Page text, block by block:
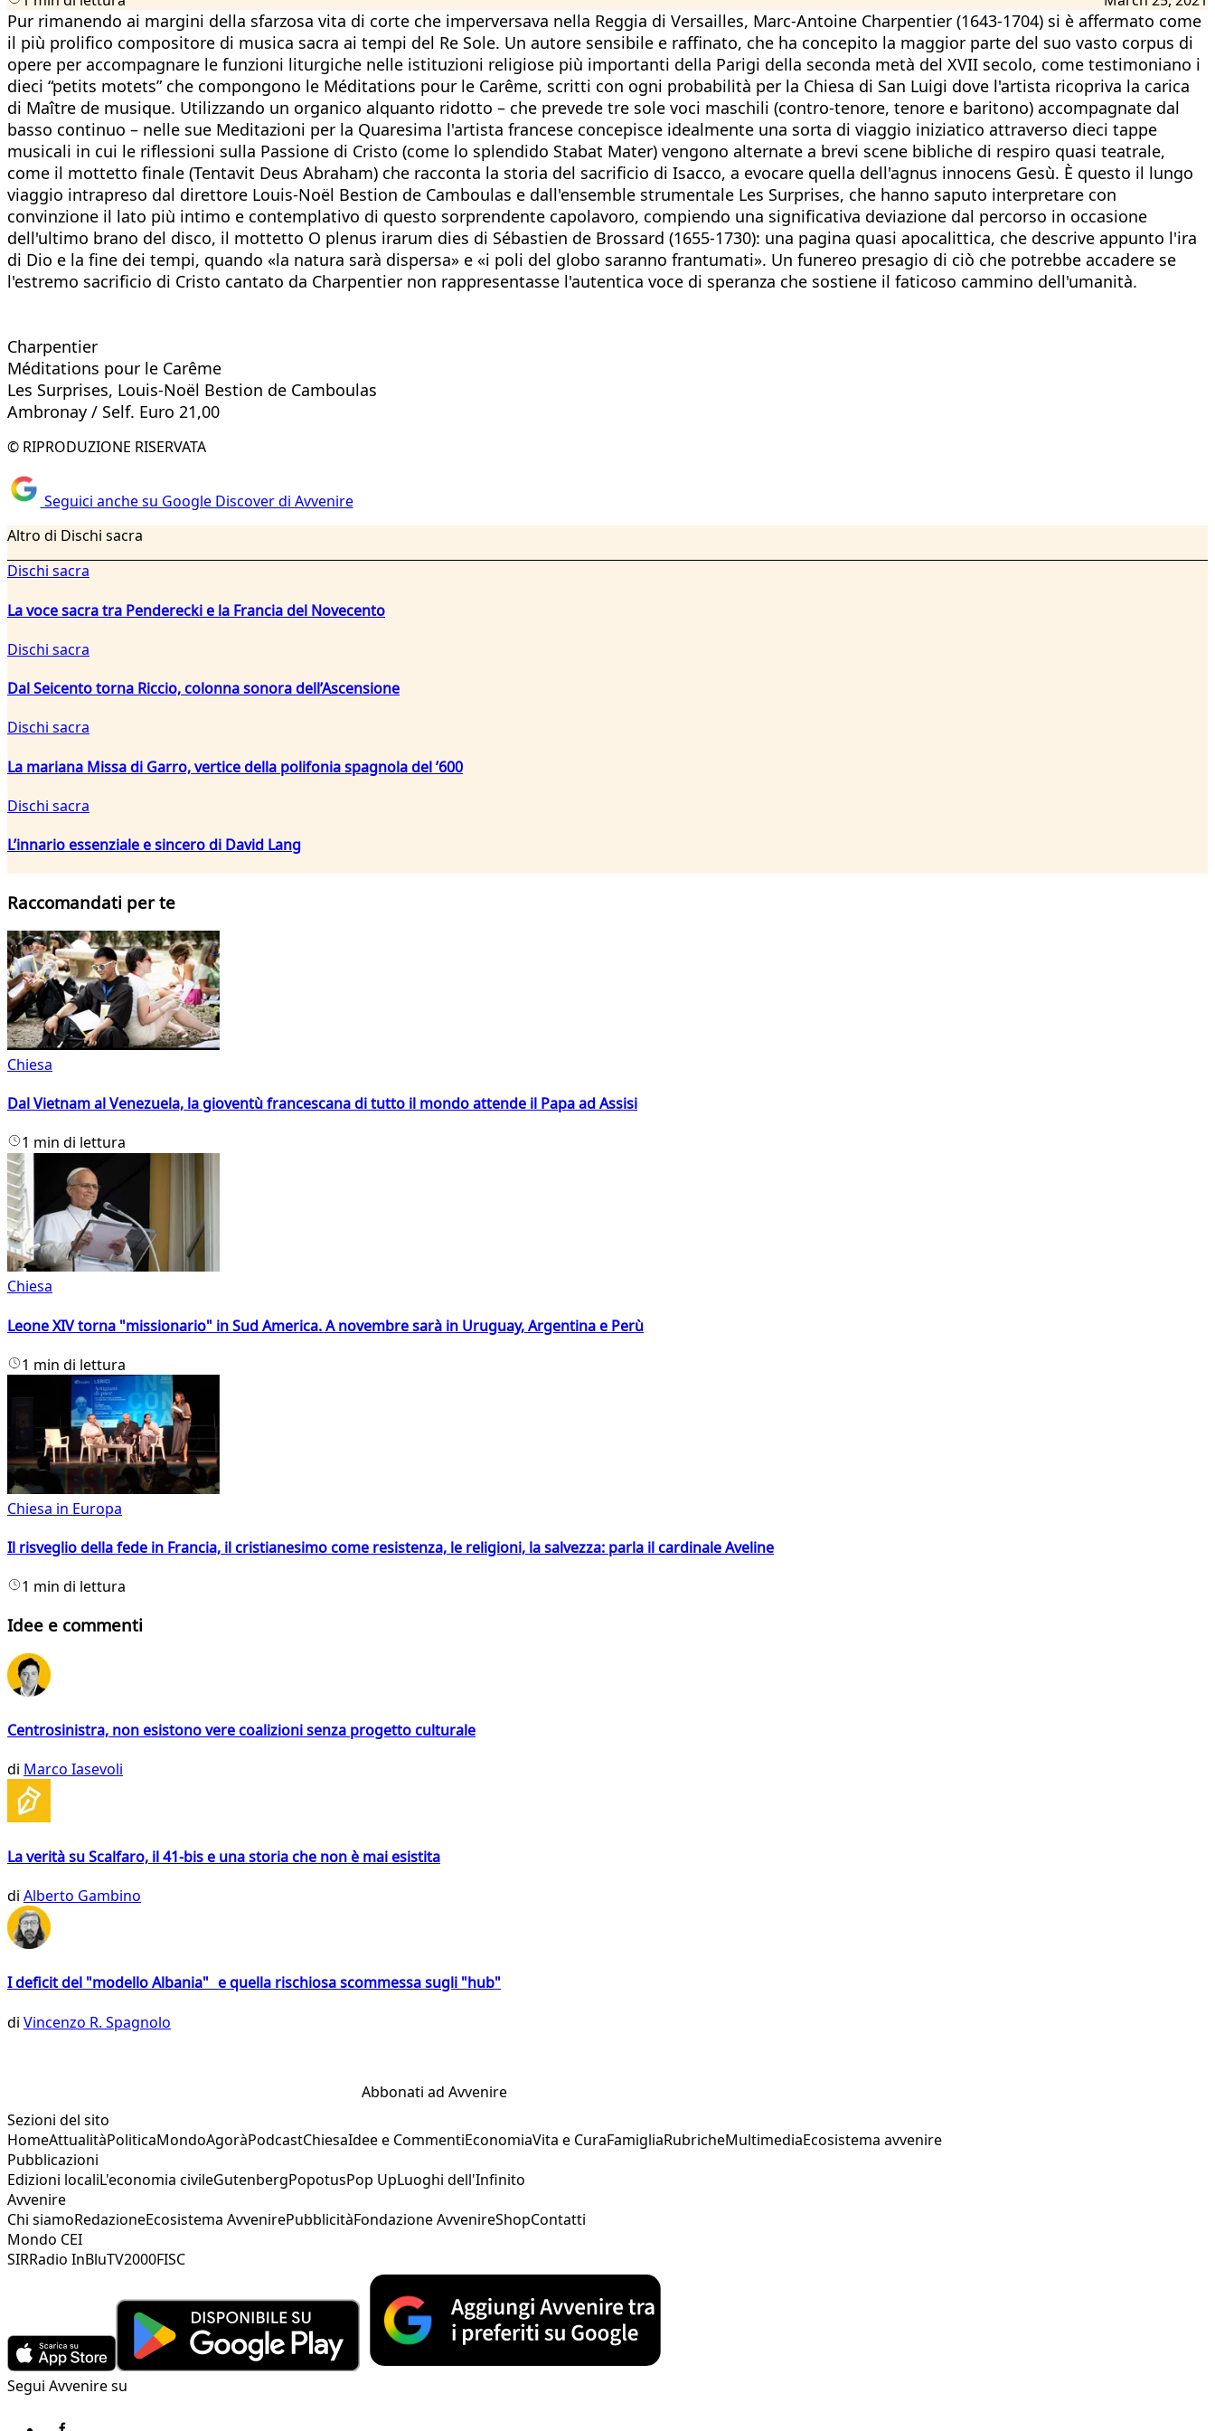
Pur rimanendo ai margini della sfarzosa vita di corte che imperversava nella Reggia di Versailles, Marc-Antoine Charpentier (1643-1704) si è affermato come
il più prolifico compositore di musica sacra ai tempi del Re Sole. Un autore sensibile e raffinato, che ha concepito la maggior parte del suo vasto corpus di
opere per accompagnare le funzioni liturgiche nelle istituzioni religiose più importanti della Parigi della seconda metà del XVII secolo, come testimoniano i
dieci “petits motets” che compongono le Méditations pour le Carême, scritti con ogni probabilità per la Chiesa di San Luigi dove l'artista ricopriva la carica
di Maître de musique. Utilizzando un organico alquanto ridotto – che prevede tre sole voci maschili (contro-tenore, tenore e baritono) accompagnate dal
basso continuo – nelle sue Meditazioni per la Quaresima l'artista francese concepisce idealmente una sorta di viaggio iniziatico attraverso dieci tappe
musicali in cui le riflessioni sulla Passione di Cristo (come lo splendido Stabat Mater) vengono alternate a brevi scene bibliche di respiro quasi teatrale,
come il mottetto finale (Tentavit Deus Abraham) che racconta la storia del sacrificio di Isacco, a evocare quella dell'agnus innocens Gesù. È questo il lungo
viaggio intrapreso dal direttore Louis-Noël Bestion de Camboulas e dall'ensemble strumentale Les Surprises, che hanno saputo interpretare con
convinzione il lato più intimo e contemplativo di questo sorprendente capolavoro, compiendo una significativa deviazione dal percorso in occasione
dell'ultimo brano del disco, il mottetto O plenus irarum dies di Sébastien de Brossard (1655-1730): una pagina quasi apocalittica, che descrive appunto l'ira
di Dio e la fine dei tempi, quando «la natura sarà dispersa» e «i poli del globo saranno frantumati». Un funereo presagio di ciò che potrebbe accadere se
l'estremo sacrificio di Cristo cantato da Charpentier non rappresentasse l'autentica voce di speranza che sostiene il faticoso cammino dell'umanità.
Charpentier
Méditations pour le Carême
Les Surprises, Louis-Noël Bestion de Camboulas
Ambronay / Self. Euro 21,00
© RIPRODUZIONE RISERVATA
Seguici anche su Google Discover di Avvenire
Altro di Dischi sacra
Dischi sacra
La voce sacra tra Penderecki e la Francia del Novecento
Dischi sacra
Dal Seicento torna Riccio, colonna sonora dell’Ascensione
Dischi sacra
La mariana Missa di Garro, vertice della polifonia spagnola del ’600
Dischi sacra
L’innario essenziale e sincero di David Lang
Raccomandati per te
Chiesa
Dal Vietnam al Venezuela, la gioventù francescana di tutto il mondo attende il Papa ad Assisi
1 min di lettura
Chiesa
Leone XIV torna "missionario" in Sud America. A novembre sarà in Uruguay, Argentina e Perù
1 min di lettura
Chiesa in Europa
Il risveglio della fede in Francia, il cristianesimo come resistenza, le religioni, la salvezza: parla il cardinale Aveline
1 min di lettura
Idee e commenti
Centrosinistra, non esistono vere coalizioni senza progetto culturale
di Marco Iasevoli
La verità su Scalfaro, il 41-bis e una storia che non è mai esistita
di Alberto Gambino
I deficit del "modello Albania" e quella rischiosa scommessa sugli "hub"
di Vincenzo R. Spagnolo
Abbonati ad Avvenire
Sezioni del sito
HomeAttualitàPoliticaMondoAgoràPodcastChiesaIdee e CommentiEconomiaVita e CuraFamigliaRubricheMultimediaEcosistema avvenire
Pubblicazioni
Edizioni localiL'economia civileGutenbergPopotusPop UpLuoghi dell'Infinito
Avvenire
Chi siamoRedazioneEcosistema AvvenirePubblicitàFondazione AvvenireShopContatti
Mondo CEI
SIRRadio InBluTV2000FISC
Segui Avvenire su